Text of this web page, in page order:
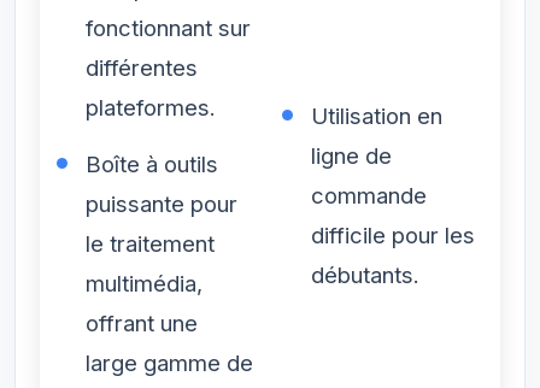
fonctionnant sur
différentes
plateformes.
Boîte à outils
puissante pour
le traitement
multimédia,
offrant une
large gamme de
Utilisation en
ligne de
commande
difficile pour les
débutants.